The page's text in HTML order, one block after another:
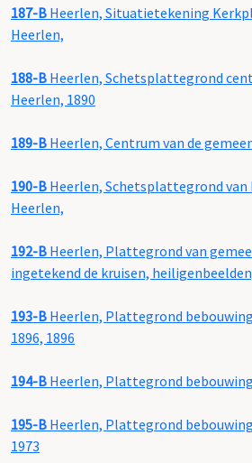
187-B Heerlen, Situatietekening
Heerlen,
188-B Heerlen, Schetsplattegrond
Heerlen, 1890
189-B Heerlen, Centrum van de
190-B Heerlen, Schetsplattegrond van
Heerlen,
192-B Heerlen, Plattegrond van
ingetekend de kruisen,
193-B Heerlen, Plattegrond
1896, 1896
194-B Heerlen, Plattegrond
195-B Heerlen, Plattegrond
1973